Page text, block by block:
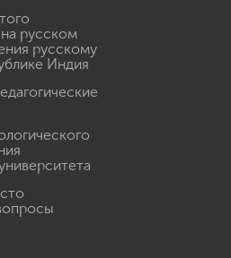
русском
русскому
Индия